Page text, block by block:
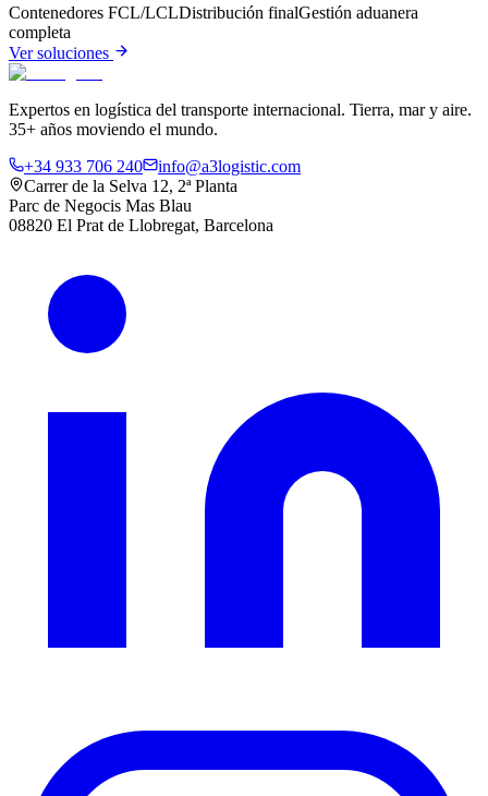
Contenedores FCL/LCLDistribución finalGestión aduanera
completa
Ver soluciones
Expertos en logística del transporte internacional. Tierra, mar y aire.
35+ años moviendo el mundo.
+34 933 706 240
info@a3logistic.com
Carrer de la Selva 12, 2ª Planta
Parc de Negocis Mas Blau
08820 El Prat de Llobregat, Barcelona